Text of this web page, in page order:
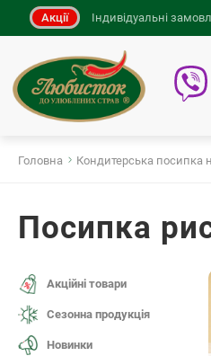
Акції Індивідуальні
Головна Кондитерська посипка
Посипка
Акційні товари
Сезонна продукція
Новинки